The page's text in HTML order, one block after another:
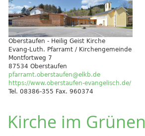
Oberstaufen - Heilig Geist Kirche
Evang-Luth. Pfarramt / Kirchengemeinde
Montfortweg 7
87534 Oberstaufen
pfarramt.oberstaufen@elkb.de
https://www.oberstaufen-evangelisch.de/
Tel. 08386-355 Fax. 960374
Kirche im Grünen